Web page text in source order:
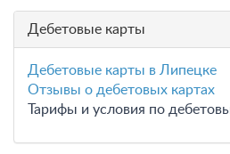
Дебетовые карты
Дебетовые карты в Липецке
Отзывы о дебетовых картах
Тарифы и условия по